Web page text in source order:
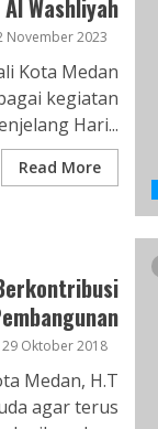
Washliyah
November 2023
Kota Medan
kegiatan
Hari...
Read More
29 Oktober 2018
Medan, H.T
agar terus